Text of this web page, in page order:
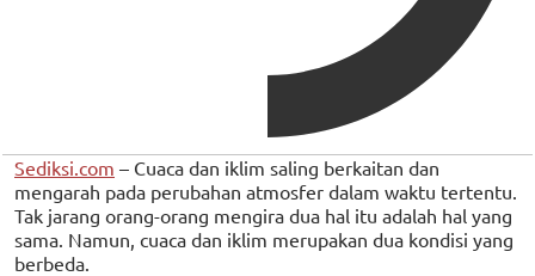
Sediksi.com – Cuaca dan iklim saling berkaitan dan
mengarah pada perubahan atmosfer dalam waktu tertentu.
Tak jarang orang-orang mengira dua hal itu adalah hal yang
sama. Namun, cuaca dan iklim merupakan dua kondisi yang
berbeda.